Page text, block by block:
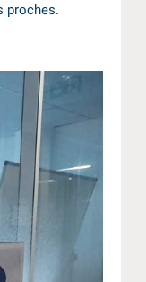
proches.